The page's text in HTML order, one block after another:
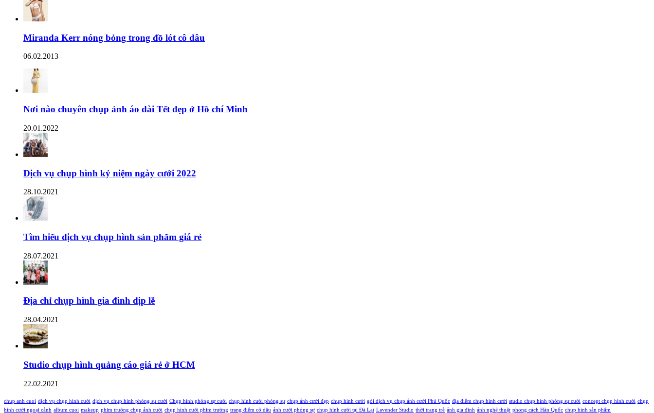
Miranda Kerr nóng bỏng trong đồ lót cô dâu
06.02.2013
Nơi nào chuyên chụp ảnh áo dài Tết đẹp ở Hồ chí Minh
20.01.2022
Dịch vụ chụp hình kỷ niệm ngày cưới 2022
28.10.2021
Tìm hiểu dịch vụ chụp hình sản phẩm giá rẻ
28.07.2021
Địa chỉ chụp hình gia đình dịp lễ
28.04.2021
Studio chụp hình quảng cáo giá rẻ ở HCM
22.02.2021
chup anh cuoi dịch vụ chụp hình cưới dịch vụ chụp hình phóng sự cưới Chụp hình phóng sự cưới chụp hình cưới phóng sự chụp ảnh cưới đẹp chụp hình cưới gói dịch vụ chụp ảnh cưới Phú Quốc địa điểm chụp hình cưới studio chụp hình phóng sự cưới concept chụp hình cưới chụp
hình cưới ngoại cảnh album cuoi makeup phim trường chụp ảnh cưới chụp hình cưới phim trường trang điểm cô dâu ảnh cưới phóng sự chụp hình cưới tại Đà Lạt Lavender Studio thời trang trẻ ảnh gia đình ảnh nghệ thuật phong cách Hàn Quốc chụp hình sản phẩm